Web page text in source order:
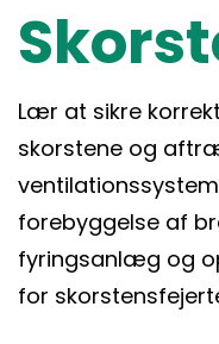
Lær at sikre
skorstene og
forebyggelse af
fyringsanlæg og
for